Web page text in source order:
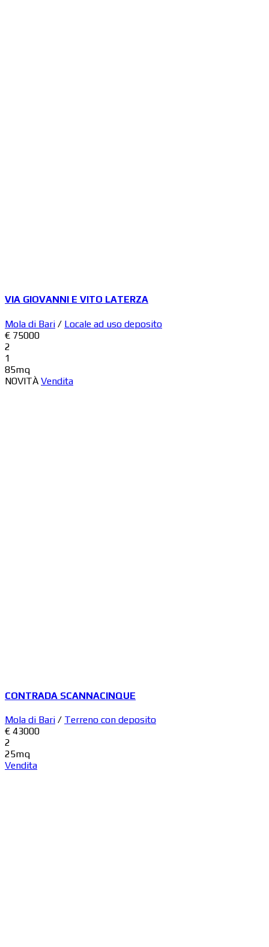
VIA GIOVANNI E VITO LATERZA
Mola di Bari / Locale ad uso deposito
€ 75000
2
1
85mq
NOVITÀ Vendita
CONTRADA SCANNACINQUE
Mola di Bari / Terreno con deposito
€ 43000
2
25mq
Vendita